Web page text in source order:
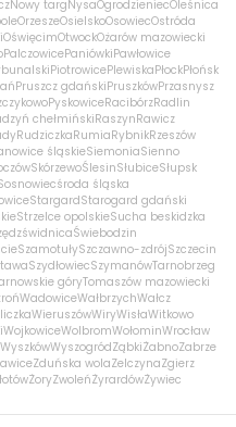
Nowy targNysaOgrodzieniecOleśnica
OrzeszeOsielskoOsowiecOstróda
OświęcimOtwockOżarów mazowiecki
PalczowicePaniówkiPawłowice
PiotrowicePlewiskaPłockPłońsk
Pruszcz gdańskiPruszkówPrzasnysz
PyskowiceRacibórzRadlin
chełmińskiRaszynRawicz
RudziczkaRumiaRybnikRzeszów
śląskieSiemoniaSienno
SkórzewoŚlesinSłubiceSłupsk
środa śląska
StargardStarogard gdański
Strzelce opolskieSucha beskidzka
świdnicaŚwiebodzin
SzamotułySzczawno-zdrójSzczecin
SzydłowiecSzymanówTarnobrzeg
góryTomaszów mazowiecki
WadowiceWałbrzychWałcz
WieruszówWiryWisłaWitkowo
WojkowiceWolbromWołominWrocław
WyszkówWyszogródZąbkiŻabnoZabrze
Zduńska wolaZelczynaZgierz
ŻoryZwoleńŻyrardówŻywiec